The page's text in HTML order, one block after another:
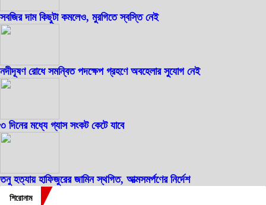
সবজির দাম কিছুটা কমলেও, মুরগিতে স্বস্তি নেই
নদীদূষণ রোধে সমন্বিত পদক্ষেপ গ্রহণে অবহেলার সুযোগ নেই
৩ দিনের মধ্যে গ্যাস সংকট কেটে যাবে
তনু হত্যায় হাফিজুরের জামিন স্থগিত, আত্মসমর্পণের নির্দেশ
শিরোনাম